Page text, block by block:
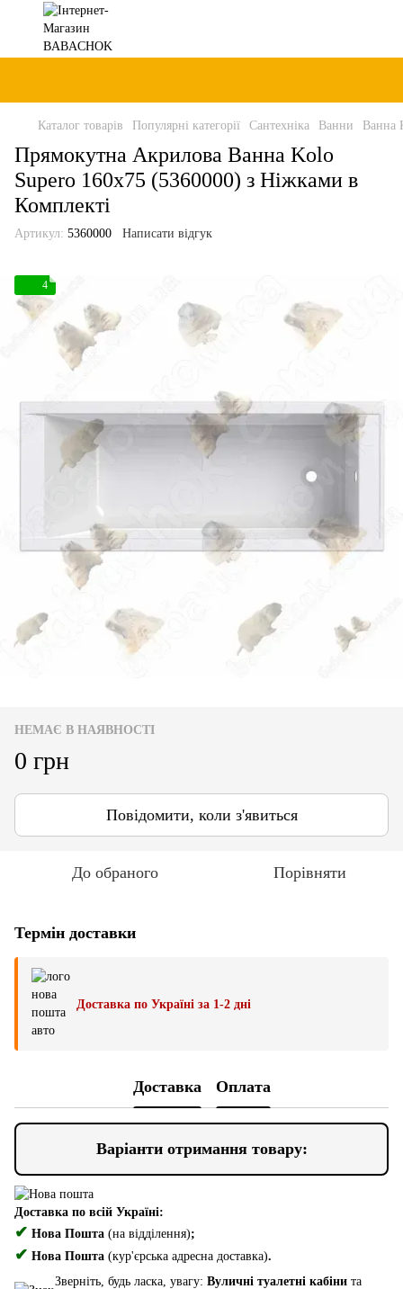
Каталог товарів Популярні категорії Сантехніка Ванни Ванна
Прямокутна Акрилова Ванна Kolo
Supero 160x75 (5360000) з Ніжками в
Комплекті
Артикул: 5360000 Написати відгук
4
НЕМАЄ В НАЯВНОСТІ
0 грн
Повідомити, коли з'явиться
До обраного Порівняти
Термін доставки
Доставка по Україні за 1-2 дні
Доставка Оплата
Варіанти отримання товару:
Доставка по всій Україні:
✔ Нова Пошта (на відділення);
✔ Нова Пошта (кур'єрська адресна доставка).
Зверніть, будь ласка, увагу: Вуличні туалетні кабіни та